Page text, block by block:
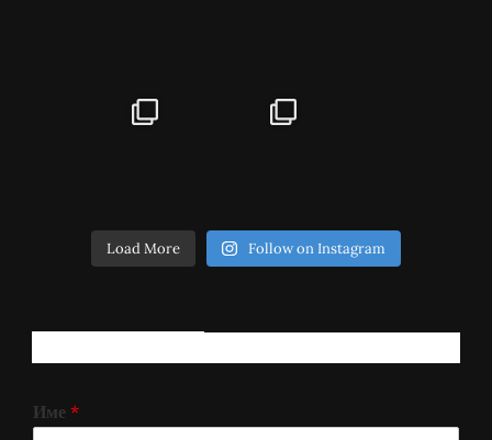
Load More Follow on Instagram
Име *